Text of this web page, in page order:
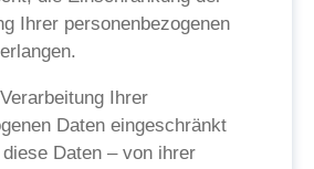
Ihrer personenbezogenen
Ihrer
Daten eingeschränkt
Daten – von ihrer